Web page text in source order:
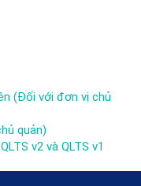
(Đối với đơn vị chủ
quản)
v2 và QLTS v1